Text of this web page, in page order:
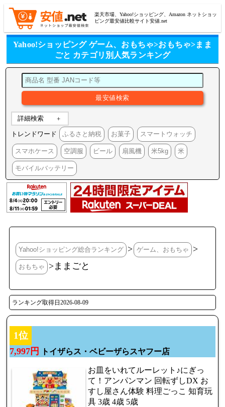
楽天市場、Yahoo!ショッピング、Amazon ネットショッ
ピング最安値比較サイト安値.net
Yahoo!ショッピング ゲーム、おもちゃ>おもちゃ>まま
ごと カテゴリ別人気ランキング
詳細検索
トレンドワード ふるさと納税 お菓子 スマートウォッチ
スマホケース 空調服 ビール 扇風機 米5kg 米
モバイルバッテリー
Yahoo!ショッピング総合ランキング > ゲーム、おもちゃ >
おもちゃ >ままごと
ランキング取得日2026-08-09
1位
7,997円 トイザらス・ベビーザらスヤフー店
お皿をいれてルーレット♪にぎっ
て！アンパンマン 回転ずしDX お
すし屋さん体験 料理ごっこ 知育玩
具 3歳 4歳 5歳